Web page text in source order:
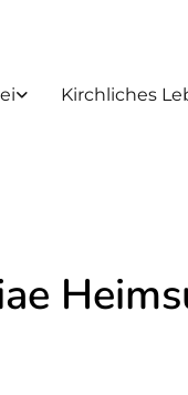
Kirchliches